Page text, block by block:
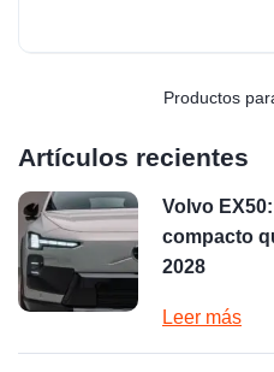
Productos
Artículos recientes
Volvo
compacto
2028
Leer más